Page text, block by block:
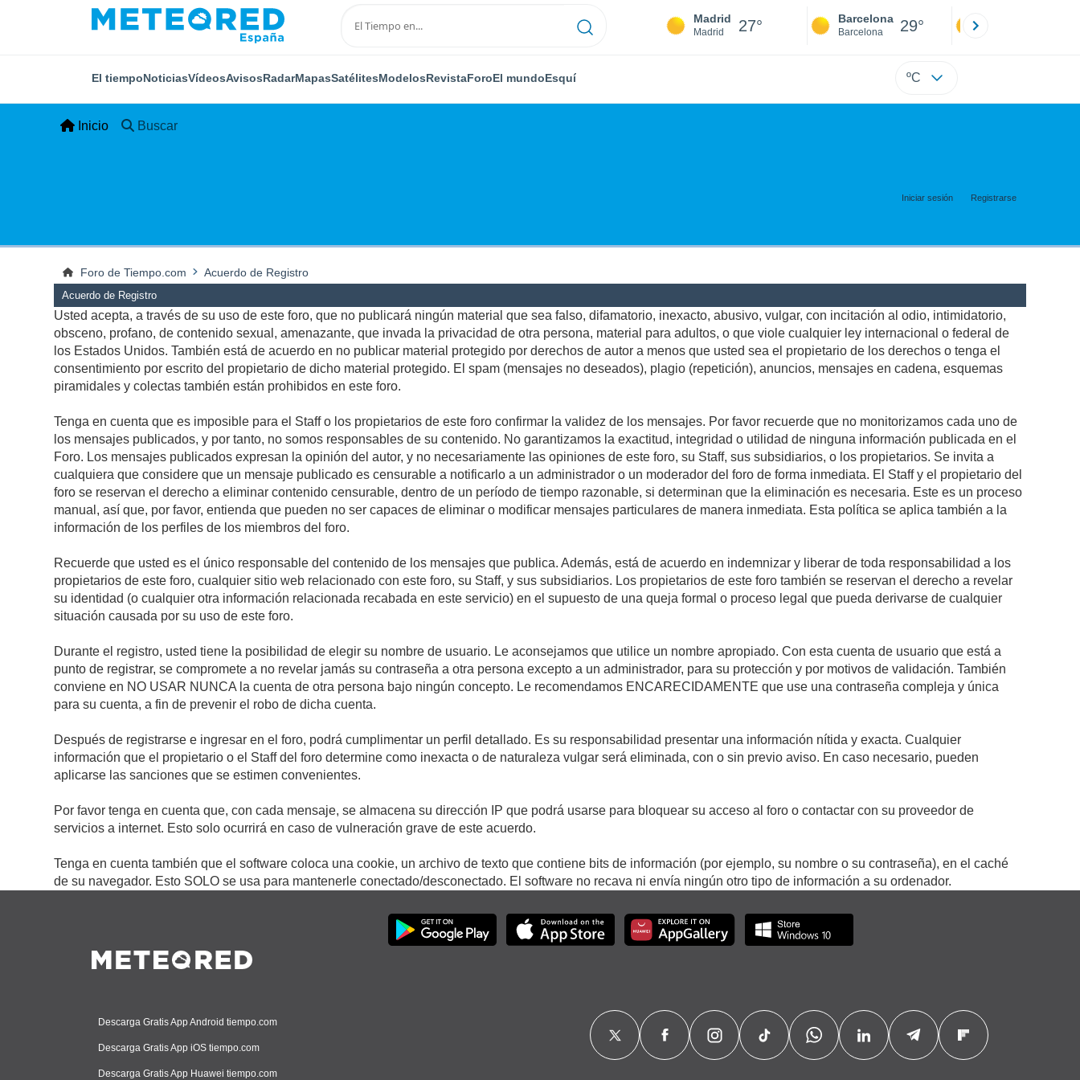
Madrid
Madrid 27° Barcelona
Barcelona 29°
El tiempoNoticiasVídeosAvisosRadarMapasSatélitesModelosRevistaForoEl mundoEsquí ºC
Inicio Buscar
Iniciar sesión Registrarse
Foro de Tiempo.com Acuerdo de Registro
Acuerdo de Registro
Usted acepta, a través de su uso de este foro, que no publicará ningún material que sea falso, difamatorio, inexacto, abusivo, vulgar, con incitación al odio, intimidatorio,
obsceno, profano, de contenido sexual, amenazante, que invada la privacidad de otra persona, material para adultos, o que viole cualquier ley internacional o federal de
los Estados Unidos. También está de acuerdo en no publicar material protegido por derechos de autor a menos que usted sea el propietario de los derechos o tenga el
consentimiento por escrito del propietario de dicho material protegido. El spam (mensajes no deseados), plagio (repetición), anuncios, mensajes en cadena, esquemas
piramidales y colectas también están prohibidos en este foro.
Tenga en cuenta que es imposible para el Staff o los propietarios de este foro confirmar la validez de los mensajes. Por favor recuerde que no monitorizamos cada uno de
los mensajes publicados, y por tanto, no somos responsables de su contenido. No garantizamos la exactitud, integridad o utilidad de ninguna información publicada en el
Foro. Los mensajes publicados expresan la opinión del autor, y no necesariamente las opiniones de este foro, su Staff, sus subsidiarios, o los propietarios. Se invita a
cualquiera que considere que un mensaje publicado es censurable a notificarlo a un administrador o un moderador del foro de forma inmediata. El Staff y el propietario del
foro se reservan el derecho a eliminar contenido censurable, dentro de un período de tiempo razonable, si determinan que la eliminación es necesaria. Este es un proceso
manual, así que, por favor, entienda que pueden no ser capaces de eliminar o modificar mensajes particulares de manera inmediata. Esta política se aplica también a la
información de los perfiles de los miembros del foro.
Recuerde que usted es el único responsable del contenido de los mensajes que publica. Además, está de acuerdo en indemnizar y liberar de toda responsabilidad a los
propietarios de este foro, cualquier sitio web relacionado con este foro, su Staff, y sus subsidiarios. Los propietarios de este foro también se reservan el derecho a revelar
su identidad (o cualquier otra información relacionada recabada en este servicio) en el supuesto de una queja formal o proceso legal que pueda derivarse de cualquier
situación causada por su uso de este foro.
Durante el registro, usted tiene la posibilidad de elegir su nombre de usuario. Le aconsejamos que utilice un nombre apropiado. Con esta cuenta de usuario que está a
punto de registrar, se compromete a no revelar jamás su contraseña a otra persona excepto a un administrador, para su protección y por motivos de validación. También
conviene en NO USAR NUNCA la cuenta de otra persona bajo ningún concepto. Le recomendamos ENCARECIDAMENTE que use una contraseña compleja y única
para su cuenta, a fin de prevenir el robo de dicha cuenta.
Después de registrarse e ingresar en el foro, podrá cumplimentar un perfil detallado. Es su responsabilidad presentar una información nítida y exacta. Cualquier
información que el propietario o el Staff del foro determine como inexacta o de naturaleza vulgar será eliminada, con o sin previo aviso. En caso necesario, pueden
aplicarse las sanciones que se estimen convenientes.
Por favor tenga en cuenta que, con cada mensaje, se almacena su dirección IP que podrá usarse para bloquear su acceso al foro o contactar con su proveedor de
servicios a internet. Esto solo ocurrirá en caso de vulneración grave de este acuerdo.
Tenga en cuenta también que el software coloca una cookie, un archivo de texto que contiene bits de información (por ejemplo, su nombre o su contraseña), en el caché
de su navegador. Esto SOLO se usa para mantenerle conectado/desconectado. El software no recava ni envía ningún otro tipo de información a su ordenador.
Descarga Gratis App Android tiempo.com
Descarga Gratis App iOS tiempo.com
Descarga Gratis App Huawei tiempo.com